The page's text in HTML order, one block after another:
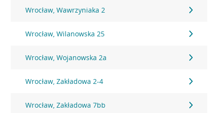
Wrocław, Wawrzyniaka 2
Wrocław, Wilanowska 25
Wrocław, Wojanowska 2a
Wrocław, Zakładowa 2-4
Wrocław, Zakładowa 7bb